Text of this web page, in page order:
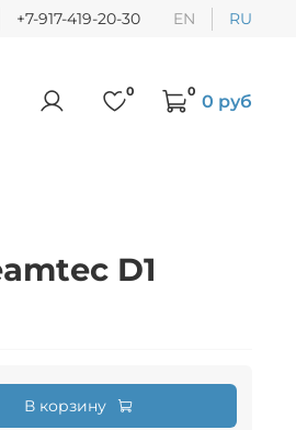
+7-917-419-20-30 EN RU
0 0 0 руб
D1
В корзину